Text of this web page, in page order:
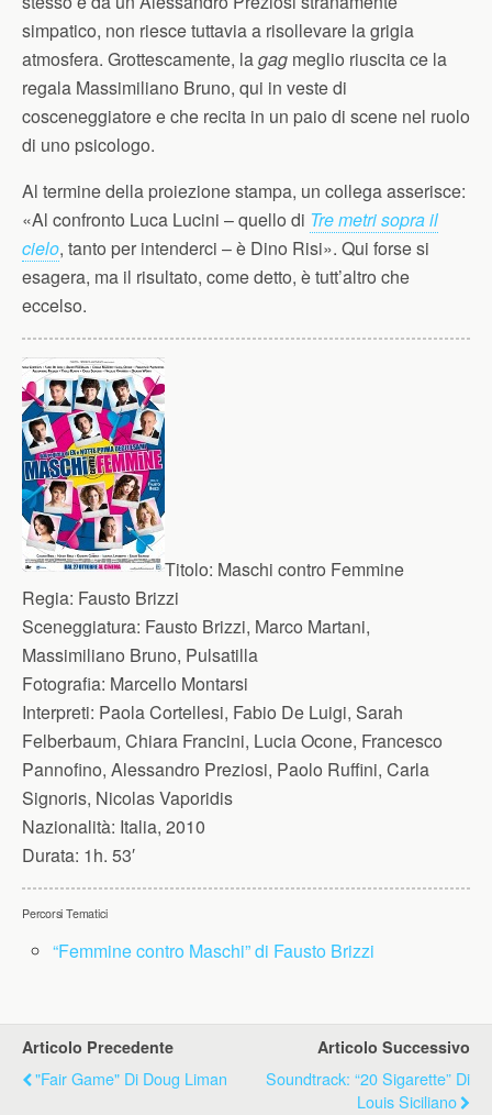
simpatico, non riesce tuttavia a risollevare la grigia
atmosfera. Grottescamente, lagag meglio riuscita ce la
regala Massimiliano Bruno, qui in veste di
cosceneggiatore e che recita in un paio di scene nel ruolo
di uno psicologo.
Al termine della proiezione stampa, un collega asserisce:
«Al confronto Luca Lucini – quello di Tre metri sopra il
cielo, tanto per intenderci – è Dino Risi». Qui forse si
esagera, ma il risultato, come detto, è tutt’altro che
eccelso.
Titolo: Maschi contro Femmine
Regia: Fausto Brizzi
Sceneggiatura: Fausto Brizzi, Marco Martani,
Massimiliano Bruno, Pulsatilla
Fotografia: Marcello Montarsi
Interpreti: Paola Cortellesi, Fabio De Luigi, Sarah
Felberbaum, Chiara Francini, Lucia Ocone, Francesco
Pannofino, Alessandro Preziosi, Paolo Ruffini, Carla
Signoris, Nicolas Vaporidis
Nazionalità: Italia, 2010
Durata: 1h. 53′
Percorsi Tematici
“Femmine contro Maschi” di Fausto Brizzi
Articolo Precedente
"Fair Game" Di Doug Liman
Articolo Successivo
Soundtrack: “20 Sigarette” Di
Louis Siciliano